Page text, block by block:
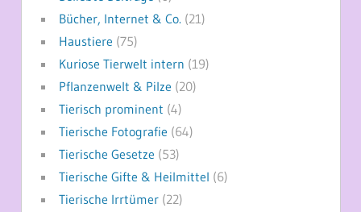
Bücher, Internet & Co. (21)
Haustiere (75)
Kuriose Tierwelt intern (19)
Pflanzenwelt & Pilze (20)
Tierisch prominent (4)
Tierische Fotografie (64)
Tierische Gesetze (53)
Tierische Gifte & Heilmittel (6)
Tierische Irrtümer(22)